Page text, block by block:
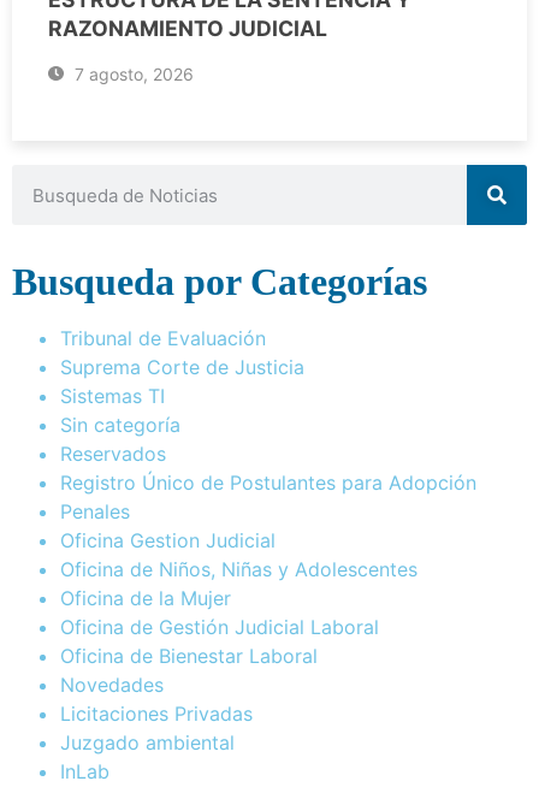
RAZONAMIENTO JUDICIAL
7 agosto, 2026
Busqueda por Categorías
Tribunal de Evaluación
Suprema Corte de Justicia
Sistemas TI
Sin categoría
Reservados
Registro Único de Postulantes para Adopción
Penales
Oficina Gestion Judicial
Oficina de Niños, Niñas y Adolescentes
Oficina de la Mujer
Oficina de Gestión Judicial Laboral
Oficina de Bienestar Laboral
Novedades
Licitaciones Privadas
Juzgado ambiental
InLab